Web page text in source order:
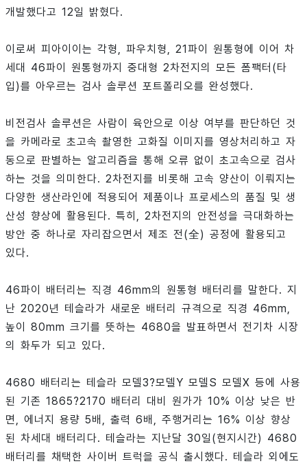
개발했다고 12일 밝혔다.
이로써 피아이이는 각형, 파우치형, 21파이 원통형에 이어 차
세대 46파이 원통형까지 중대형 2차전지의 모든 폼팩터(타
입)를 아우르는 검사 솔루션 포트폴리오를 완성했다.
비전검사 솔루션은 사람이 육안으로 이상 여부를 판단하던 것
을 카메라로 초고속 촬영한 고화질 이미지를 영상처리하고 자
동으로 판별하는 알고리즘을 통해 오류 없이 초고속으로 검사
하는 것을 의미한다. 2차전지를 비롯해 고속 양산이 이뤄지는
다양한 생산라인에 적용되어 제품이나 프로세스의 품질 및 생
산성 향상에 활용된다. 특히, 2차전지의 안전성을 극대화하는
방안 중 하나로 자리잡으면서 제조 전(全) 공정에 활용되고
있다.
46파이 배터리는 직경 46mm의 원통형 배터리를 말한다. 지
난 2020년 테슬라가 새로운 배터리 규격으로 직경 46mm,
높이 80mm 크기를 뜻하는 4680을 발표하면서 전기차 시장
의 화두가 되고 있다.
4680 배터리는 테슬라 모델3?모델Y 모델S 모델X 등에 사용
된 기존 1865?2170 배터리 대비 원가가 10% 이상 낮은 반
면, 에너지 용량 5배, 출력 6배, 주행거리는 16% 이상 향상
된 차세대 배터리다. 테슬라는 지난달 30일(현지시간) 4680
배터리를 채택한 사이버 트럭을 공식 출시했다. 테슬라 외에도